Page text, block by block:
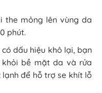
the mỏng lên vùng da
phút.
dấu hiệu khô lại, bạn
bề mặt da và rửa
để hỗ trợ se khít lỗ